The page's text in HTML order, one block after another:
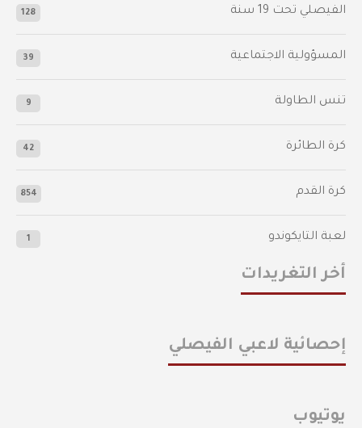
الفيصلي‬⁩ تحت 19 سنة 128
المسؤولية الاجتماعية 39
تنس الطاولة 9
كرة الطائرة 42
كرة القدم 854
لعبة التايكوندو 1
أخر التغريدات
إحصائية لاعبي الفيصلي
يوتيوب